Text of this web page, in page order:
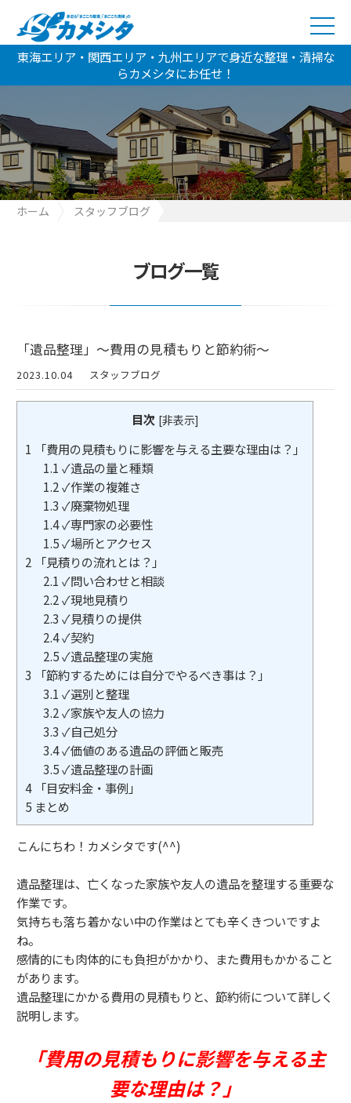
東海エリア・関西エリア・九州エリアで身近な整理・清掃な
らカメシタにお任せ！
ホーム
スタッフブログ
ブログ一覧
「遺品整理」～費用の見積もりと節約術～
2023.10.04 スタッフブログ
目次 [非表示]
1 「費用の見積もりに影響を与える主要な理由は？」
1.1 ✓遺品の量と種類
1.2✓作業の複雑さ
1.3 ✓廃棄物処理
1.4✓専門家の必要性
1.5✓場所とアクセス
2 「見積りの流れとは？」
2.1 ✓問い合わせと相談
2.2✓現地見積り
2.3 ✓見積りの提供
2.4✓契約
2.5✓遺品整理の実施
3 「節約するためには自分でやるべき事は？」
3.1 ✓選別と整理
3.2✓家族や友人の協力
3.3 ✓自己処分
3.4✓価値のある遺品の評価と販売
3.5✓遺品整理の計画
4 「目安料金・事例」
5 まとめ
こんにちわ！カメシタです(^^)
遺品整理は、亡くなった家族や友人の遺品を整理する重要な
作業です。
気持ちも落ち着かない中の作業はとても辛くきついですよ
ね。
感情的にも肉体的にも負担がかかり、また費用もかかること
があります。
遺品整理にかかる費用の見積もりと、節約術について詳しく
説明します。
「費用の見積もりに影響を与える主
要な理由は？」